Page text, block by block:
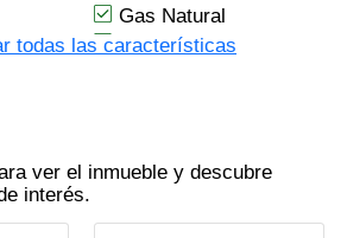
Gas Natural
Cuarto Y Baño De
En El Piso
todas las características
ver el inmueble y descubre
interés.